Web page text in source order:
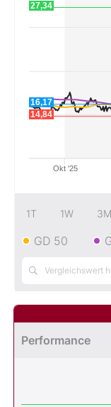
Mein
Okt '25
16,17
14,84
27,34
1T 1W 3M
GD 50
Performance